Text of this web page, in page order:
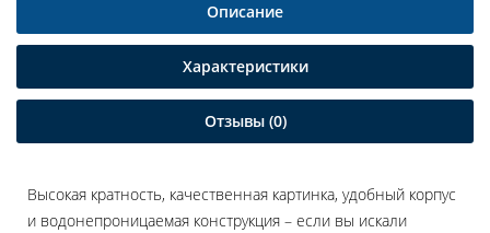
Описание
Характеристики
Отзывы (0)
Высокая кратность, качественная картинка, удобный корпус
и водонепроницаемая конструкция – если вы искали